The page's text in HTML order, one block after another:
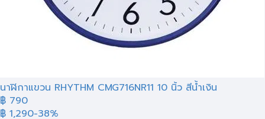
นาฬิกาแขวน RHYTHM CMG716NR11 10 นิ้ว สีน้ำเงิน
฿ 790
฿ 1,290-38%